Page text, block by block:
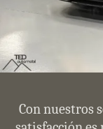
Con nuestros